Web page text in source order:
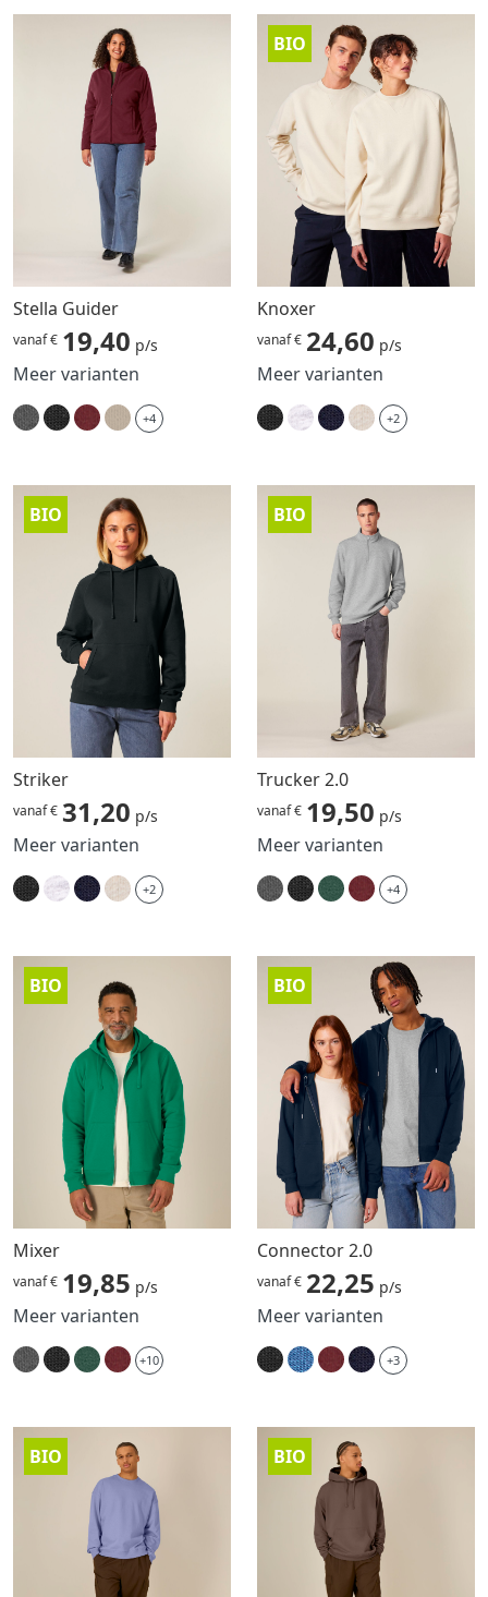
Stella Guider
vanaf € 19,40 p/s
Meer varianten
+4
BIO
Knoxer
vanaf € 24,60 p/s
Meer varianten
+2
BIO
Striker
vanaf € 31,20 p/s
Meer varianten
+2
BIO
Trucker 2.0
vanaf € 19,50 p/s
Meer varianten
+4
BIO
Mixer
vanaf € 19,85 p/s
Meer varianten
+10
BIO
Connector 2.0
vanaf € 22,25 p/s
Meer varianten
+3
BIO BIO